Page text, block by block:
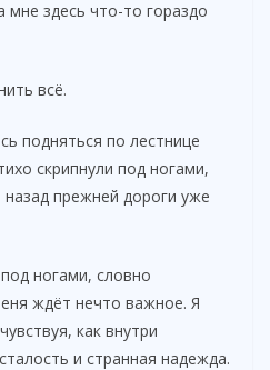
здесь что-то гораздо
всё.
подняться по лестнице
скрипнули под ногами,
прежней дороги уже
ногами, словно
ждёт нечто важное. Я
как внутри
и странная надежда.